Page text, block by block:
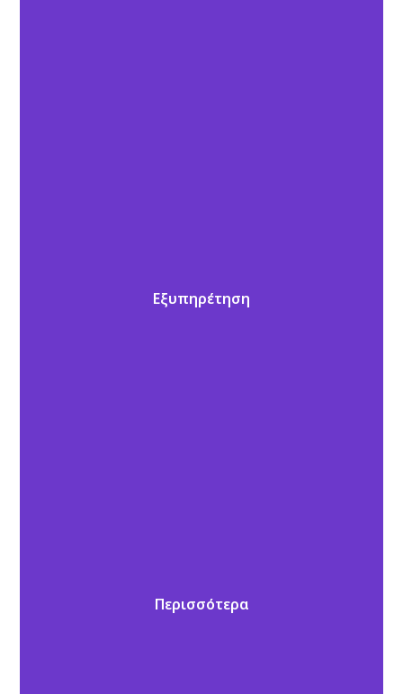
Εξυπηρέτηση
Περισσότερα